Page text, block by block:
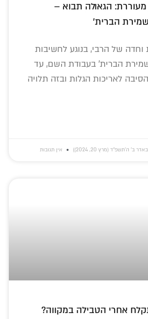
הגאולה תבוא –
הברית'
של הרבי, בנוגע לחשיבות
הברית' בעבודת השם, עד
לאריכות הגלות ובזה תלויה
ב׳ ה׳תשפ״ד (מרץ 20, 2024)) אין תגובות
אחרי הטבילה במקווה?